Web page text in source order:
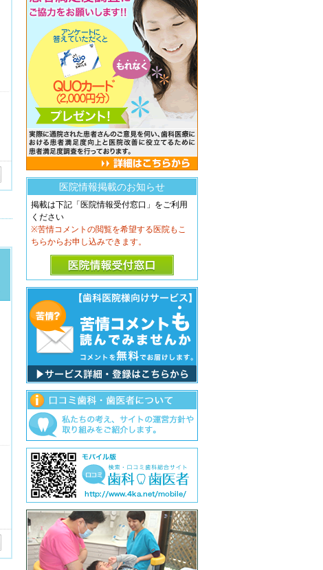
医院情報掲載のお知らせ
掲載は下記「医院情報受付窓口」をご利用
ください
※苦情コメントの閲覧を希望する医院もこ
ちらからお申し込みできます。